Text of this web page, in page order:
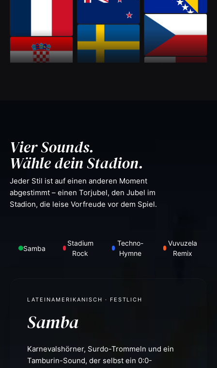
Vier Sounds.
Wähle dein Stadion.
Jeder Stil ist auf einen anderen Moment
abgestimmt – einen Torjubel, den Jubel im
Stadion, die leise Vorfreude vor dem Spiel.
Samba
Stadium
Rock
Techno-
Hymne
Vuvuzela
Remix
LATEINAMERIKANISCH · FESTLICH
Samba
Karnevalshörner, Surdo-Trommeln und ein
Tamburin-Sound, der selbst ein 0:0-